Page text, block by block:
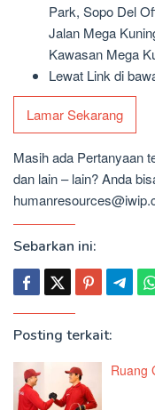
Park, Sopo Del
Jalan Mega
Kawasan Mega
Lewat Link di
Lamar Sekarang
Masih ada Pertanyaan
dan lain – lain? Anda
Sebarkan ini:
Posting terkait:
Ruang